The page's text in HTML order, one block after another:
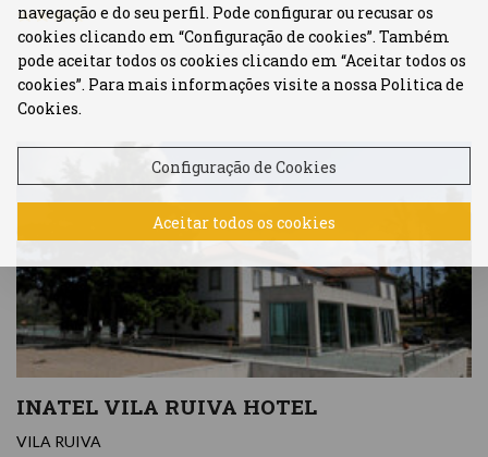
INATEL VILA RUIVA HOTEL
VILA RUIVA
navegação e do seu perfil. Pode configurar ou recusar os
cookies clicando em “Configuração de cookies”. Também
pode aceitar todos os cookies clicando em “Aceitar todos os
cookies”. Para mais informações visite a nossa Politica de
Cookies.
Configuração de Cookies
Aceitar todos os cookies